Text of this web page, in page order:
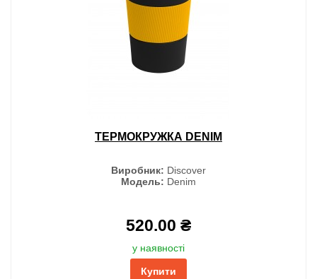
ТЕРМОКРУЖКА DENIM
Виробник: Discover
Модель: Denim
520.00 ₴
у наявності
Купити